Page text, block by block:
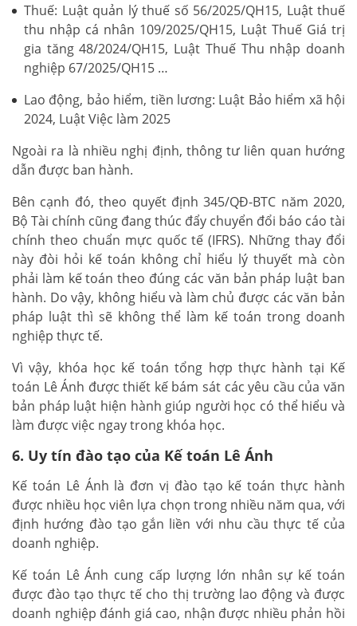
Thuế: Luật quản lý thuế số 56/2025/QH15, Luật thuế
thu nhập cá nhân 109/2025/QH15, Luật Thuế Giá trị
gia tăng 48/2024/QH15, Luật Thuế Thu nhập doanh
nghiệp 67/2025/QH15 …
Lao động, bảo hiểm, tiền lương: Luật Bảo hiểm xã hội
2024, Luật Việc làm 2025
Ngoài ra là nhiều nghị định, thông tư liên quan hướng
dẫn được ban hành.
Bên cạnh đó, theo quyết định 345/QĐ-BTC năm 2020,
Bộ Tài chính cũng đang thúc đẩy chuyển đổi báo cáo tài
chính theo chuẩn mực quốc tế (IFRS). Những thay đổi
này đòi hỏi kế toán không chỉ hiểu lý thuyết mà còn
phải làm kế toán theo đúng các văn bản pháp luật ban
hành. Do vậy, không hiểu và làm chủ được các văn bản
pháp luật thì sẽ không thể làm kế toán trong doanh
nghiệp thực tế.
Vì vậy, khóa học kế toán tổng hợp thực hành tại Kế
toán Lê Ánh được thiết kế bám sát các yêu cầu của văn
bản pháp luật hiện hành giúp người học có thể hiểu và
làm được việc ngay trong khóa học.
6. Uy tín đào tạo của Kế toán Lê Ánh
Kế toán Lê Ánh là đơn vị đào tạo kế toán thực hành
được nhiều học viên lựa chọn trong nhiều năm qua, với
định hướng đào tạo gắn liền với nhu cầu thực tế của
doanh nghiệp.
Kế toán Lê Ánh cung cấp lượng lớn nhân sự kế toán
được đào tạo thực tế cho thị trường lao động và được
doanh nghiệp đánh giá cao, nhận được nhiều phản hồi